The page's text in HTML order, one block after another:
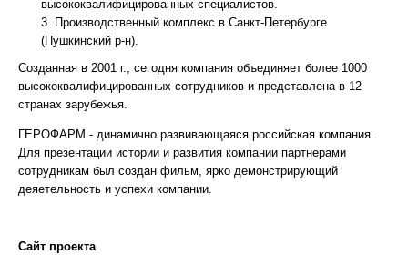
высококвалифицированных специалистов.
Производственный комплекс в Санкт-Петербурге
(Пушкинский р-н).
Созданная в 2001 г., сегодня компания объединяет более 1000
высококвалифицированных сотрудников и представлена в 12
странах зарубежья.
ГЕРОФАРМ - динамично развивающаяся российская компания.
Для презентации истории и развития компании партнерами
сотрудникам был создан фильм, ярко демонстрирующий
деяетельность и успехи компании.
Сайт проекта